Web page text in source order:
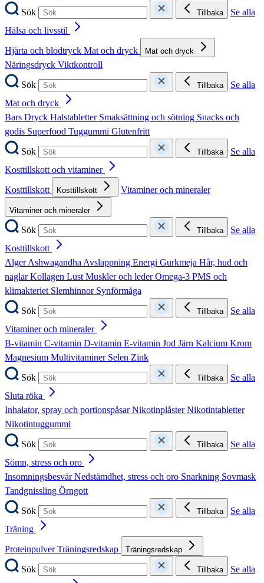
Sök Tillbaka
Se alla
Hälsa och livsstil
Hjärta och blodtryck Mat och dryck Mat och dryck
Näringsdryck Viktkontroll
Sök
Tillbaka
Se alla
Mat och dryck
Bars Dryck Halstabletter Smaksättning och sötning Snacks och
godis Superfood Tuggummi Glutenfritt
Sök
Tillbaka
Se alla
Kosttillskott och vitaminer
Kosttillskott
Kosttillskott Vitaminer och mineraler
Vitaminer och mineraler
Sök Tillbaka
Se alla
Kosttillskott
AlgerAshwagandhaAvslappning Energi Gurkmeja Hår, hud och
naglarKollagen LustMuskler och lederOmega-3 PMS och
klimakteriet Slemhinnor Synförmåga
Sök
Tillbaka
Se alla
Vitaminer och mineraler
B-vitamin C-vitamin D-vitamin E-vitamin Jod Järn Kalcium Krom
Magnesium Multivitaminer Selen Zink
Sök
Tillbaka
Se alla
Sluta röka
Inhalator, spray och portionspåsarNikotinplåsterNikotintabletter
Nikotintuggummi
Sök
Tillbaka
Se alla
Sömn, stress och oro
InsomningsbesvärNedstämdhet, stress och oro Snarkning Sovmask
Tandgnissling Örngott
Sök
Tillbaka
Se alla
Träning
ProteinpulverTräningsredskap Träningsredskap
Sök Tillbaka
Se alla